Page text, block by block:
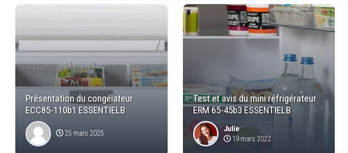
Présentation du congélateur
ECC85-110b1 ESSENTIELB
25 mars 2025
Test et avis du mini réfrigérateur
ERM 65-45b3 ESSENTIELB
Julie
19 mars 2022